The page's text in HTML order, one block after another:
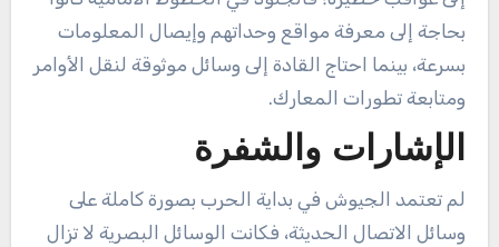
بحاجة إلى معرفة مواقع وحداتهم وإيصال المعلومات
بسرعة، بينما احتاج القادة إلى وسائل موثوقة لنقل الأوامر
ومتابعة تطورات المعارك.
الإشارات والشفرة
لم تعتمد الجيوش في بداية الحرب بصورة كاملة على
وسائل الاتصال الحديثة، فكانت الوسائل البصرية لا تزال